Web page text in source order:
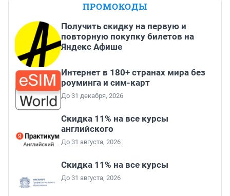
ПРОМОКОДЫ
Получить скидку на первую и
повторную покупку билетов на
Яндекс Афише
Интернет в 180+ странах мира без
роуминга и сим-карт
До 31 декабря, 2026
Скидка 11% на все курсы
английского
До 31 августа, 2026
Скидка 11% на все курсы
До 31 августа, 2026